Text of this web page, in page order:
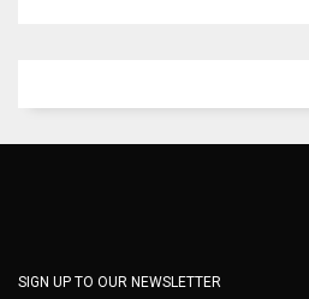
SIGN UP TO OUR NEWSLETTER